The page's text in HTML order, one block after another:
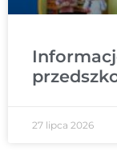
27 lipca 2026